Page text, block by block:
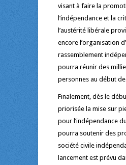
visant à faire la
l’indépendance et la
l’austérité libérale
encore l’organisation
rassemblement
pourra réunir des
personnes au début de
Finalement, dès le
priorisée la mise sur
pour l’indépendance
pourra soutenir des
société civile
lancement est prévu